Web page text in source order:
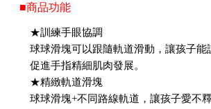
■商品功能
★訓練手眼協調
球球滑塊可以跟隨軌道滑動，讓孩子能
促進手指精細肌肉發展。
★精緻軌道滑塊
球球滑塊+不同路線軌道，讓孩子愛不